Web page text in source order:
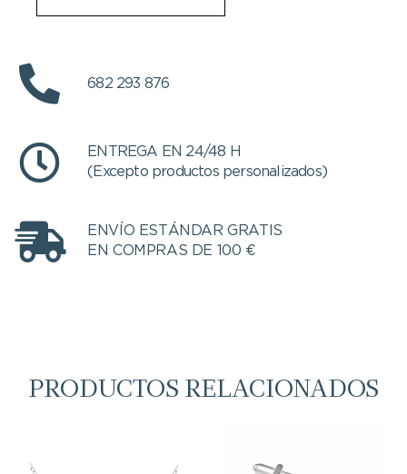
682 293 876
ENTREGA EN 24/48 H
(Excepto productos personalizados)
ENVÍO ESTÁNDAR GRATIS
EN COMPRAS DE 100 €
PRODUCTOS RELACIONADOS